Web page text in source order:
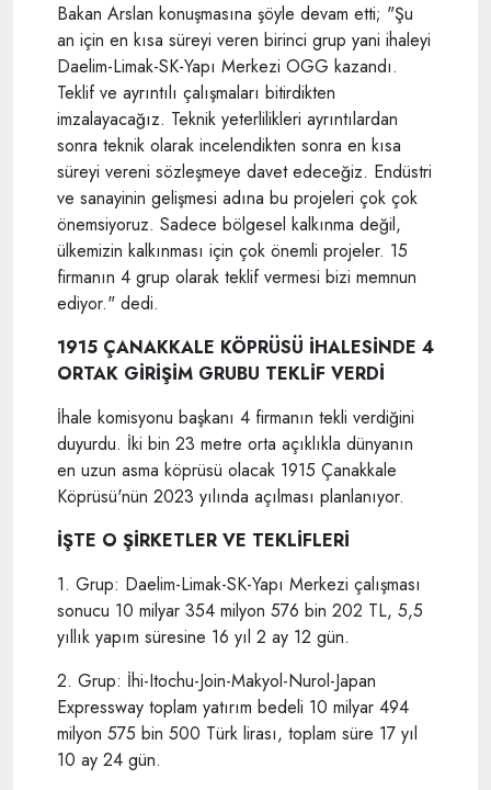
Bakan Arslan konuşmasına şöyle devam etti; "Şu
an için en kısa süreyi veren birinci grup yani ihaleyi
Daelim-Limak-SK-Yapı Merkezi OGG kazandı.
Teklif ve ayrıntılı çalışmaları bitirdikten
imzalayacağız. Teknik yeterlilikleri ayrıntılardan
sonra teknik olarak incelendikten sonra en kısa
süreyi vereni sözleşmeye davet edeceğiz. Endüstri
ve sanayinin gelişmesi adına bu projeleri çok çok
önemsiyoruz. Sadece bölgesel kalkınma değil,
ülkemizin kalkınması için çok önemli projeler. 15
firmanın 4 grup olarak teklif vermesi bizi memnun
ediyor." dedi.
1915 ÇANAKKALE KÖPRÜSÜ İHALESİNDE 4
ORTAK GİRİŞİM GRUBU TEKLİF VERDİ
İhale komisyonu başkanı 4 firmanın tekli verdiğini
duyurdu. İki bin 23 metre orta açıklıkla dünyanın
en uzun asma köprüsü olacak 1915 Çanakkale
Köprüsü'nün 2023 yılında açılması planlanıyor.
İŞTE O ŞİRKETLER VE TEKLİFLERİ
1. Grup: Daelim-Limak-SK-Yapı Merkezi çalışması
sonucu 10 milyar 354 milyon 576 bin 202 TL, 5,5
yıllık yapım süresine 16 yıl 2 ay 12 gün.
2. Grup: İhi-Itochu-Join-Makyol-Nurol-Japan
Expressway toplam yatırım bedeli 10 milyar 494
milyon 575 bin 500 Türk lirası, toplam süre 17 yıl
10 ay 24 gün.